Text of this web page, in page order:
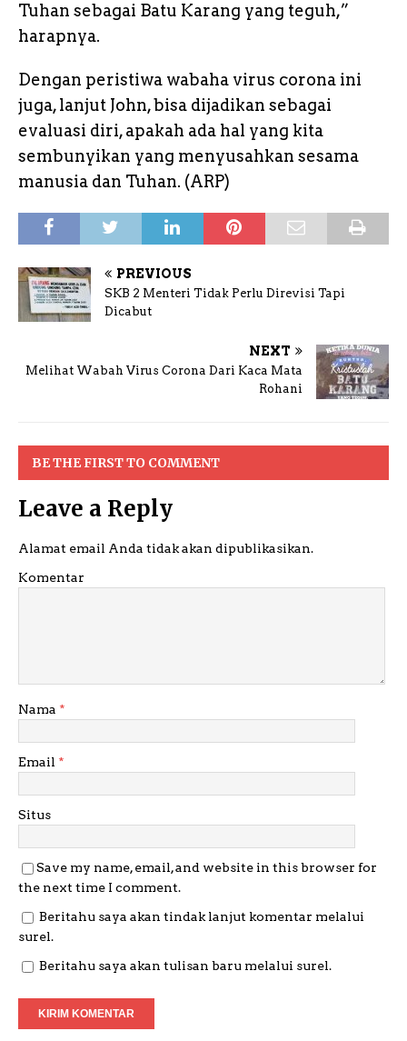
Tuhan sebagai Batu Karang yang teguh,”
harapnya.
Dengan peristiwa wabaha virus corona ini
juga, lanjut John, bisa dijadikan sebagai
evaluasi diri, apakah ada hal yang kita
sembunyikan yang menyusahkan sesama
manusia dan Tuhan. (ARP)
PREVIOUS
SKB 2 Menteri Tidak Perlu Direvisi Tapi
Dicabut
NEXT
Melihat Wabah Virus Corona Dari Kaca Mata
Rohani
BE THE FIRST TO COMMENT
Leave a Reply
Alamat email Anda tidak akan dipublikasikan.
Komentar
Nama *
Email *
Situs
Save my name, email, and website in this browser for
the next time I comment.
Beritahu saya akan tindak lanjut komentar melalui
surel.
Beritahu saya akan tulisan baru melalui surel.